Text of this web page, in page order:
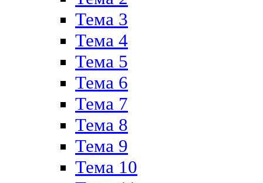
Тема 3
Тема 4
Тема 5
Тема 6
Тема 7
Тема 8
Тема 9
Тема 10